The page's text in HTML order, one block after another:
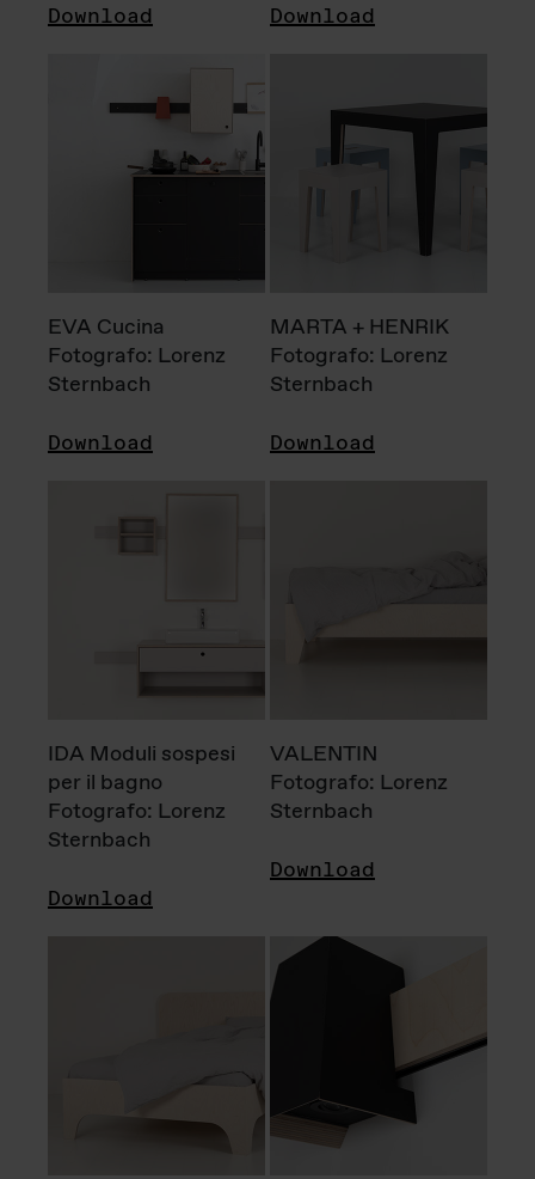
Download Download
EVA Cucina
Fotografo: Lorenz
Sternbach
Download
MARTA + HENRIK
Fotografo: Lorenz
Sternbach
Download
IDA Moduli sospesi
per il bagno
Fotografo: Lorenz
Sternbach
Download
VALENTIN
Fotografo: Lorenz
Sternbach
Download